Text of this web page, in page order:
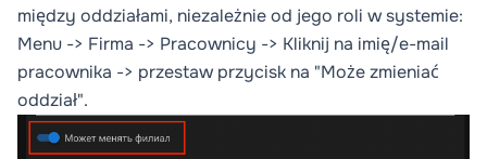
między oddziałami, niezależnie od jego roli w systemie:
Menu -> Firma -> Pracownicy -> Kliknij na imię/e-mail
pracownika -> przestaw przycisk na "Może zmieniać
oddział".